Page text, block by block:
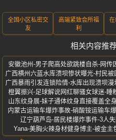
全国小区私密交
友
高端紧致会所福
利
相关内容推
安徽池州-男子爬高处欲跳楼自杀-网
广西横州六蓝水库溃坝惨状曝光-村民被
广西暴雨引发连锁险情-水库出现溃坝
橙翼振兴-足球解说网红聊骚女球迷-睡
山东纹身展-妹子通体纹身直接覆盖全
内蒙古运输车爆炸事故-硝酸铵运输车
辽宁葫芦岛-居民楼爆炸事件-3人
Yana-美胸火辣身材健身博主-被金